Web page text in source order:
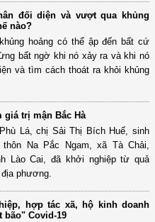
đối diện và vượt qua khủng
nào?
hoảng có thể ập đến bất cứ
bất ngờ khi nó xảy ra và khi nó
và tìm cách thoát ra khỏi khủng
giá trị mận Bắc Hà
Lá, chị Sải Thị Bích Huế, sinh
Na Pắc Ngam, xã Tà Chải,
Lào Cai, đã khởi nghiệp từ quả
phương.
hợp tác xã, hộ kinh doanh
Covid-19